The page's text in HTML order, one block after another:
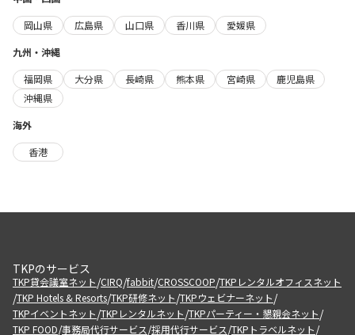
岡山県
広島県 山口県 香川県
愛媛県
九州・沖縄
福岡県
大分県 長崎県 熊本県 宮崎県
鹿児島県
沖縄県
海外
香港
TKPのサービス
TKP貸会議室ネット/CIRQ/fabbit/CROSSCOOP/TKPレンタルオフィスネット
/TKP Hotels & Resorts/TKP研修ネット/TKPウェビナーネット/
TKPイベントネット/TKPレンタルネット/TKPパーティー・懇親会ネット/
TKP FOOD/事務局代行サービス/採用代行サービス/TKPトラベルネット/